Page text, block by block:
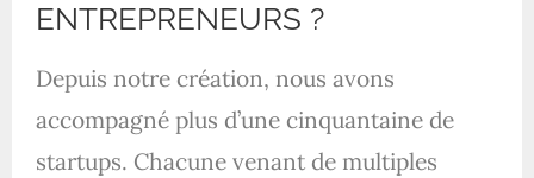
ENTREPRENEURS ?
Depuis notre création, nous avons
accompagné plus d’une cinquantaine de
startups. Chacune venant de multiples